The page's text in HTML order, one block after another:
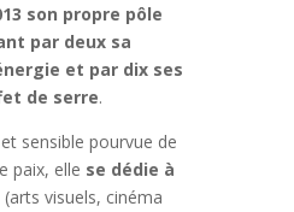
son propre pôle
par deux sa
et par dix ses
de serre.
sensible pourvue de
paix, elle se dédie à
(arts visuels, cinéma